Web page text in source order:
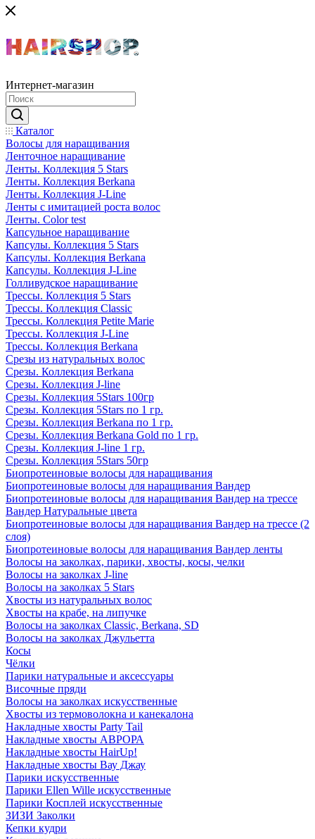
Интернет-магазин
Каталог
Волосы для наращивания
Ленточное наращивание
Ленты. Коллекция 5 Stars
Ленты. Коллекция Berkana
Ленты. Коллекция J-Line
Ленты с имитацией роста волос
Ленты. Color test
Капсульное наращивание
Капсулы. Коллекция 5 Stars
Капсулы. Коллекция Berkana
Капсулы. Коллекция J-Line
Голливудское наращивание
Трессы. Коллекция 5 Stars
Трессы. Коллекция Classic
Трессы. Коллекция Petite Marie
Трессы. Коллекция J-Line
Трессы. Коллекция Berkana
Срезы из натуральных волос
Срезы. Коллекция Berkana
Срезы. Коллекция J-line
Срезы. Коллекция 5Stars 100гр
Срезы. Коллекция 5Stars по 1 гр.
Срезы. Коллекция Berkana по 1 гр.
Срезы. Коллекция Berkana Gold по 1 гр.
Срезы. Коллекция J-line 1 гр.
Срезы. Коллекция 5Stars 50гр
Биопротеиновые волосы для наращивания
Биопротеиновые волосы для наращивания Вандер
Биопротеиновые волосы для наращивания Вандер на трессе
Вандер Натуральные цвета
Биопротеиновые волосы для наращивания Вандер на трессе (2
слоя)
Биопротеиновые волосы для наращивания Вандер ленты
Волосы на заколках, парики, хвосты, косы, челки
Волосы на заколках J-line
Волосы на заколках 5 Stars
Хвосты из натуральных волос
Хвосты на крабе, на липучке
Волосы на заколках Classic, Berkana, SD
Волосы на заколках Джульетта
Косы
Чёлки
Парики натуральные и аксессуары
Височные пряди
Волосы на заколках искусственные
Хвосты из термоволокна и канекалона
Накладные хвосты Party Tail
Накладные хвосты АВРОРА
Накладные хвосты HairUp!
Накладные хвосты Вау Джау
Парики искусственные
Парики Ellen Wille искусственные
Парики Косплей искусственные
ЗИЗИ Заколки
Кепки кудри